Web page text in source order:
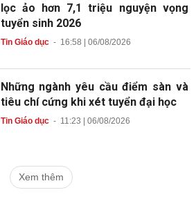
lọc ảo hơn 7,1 triệu nguyện vọng
tuyển sinh 2026
Tin Giáo dục- 16:58 | 06/08/2026
Những ngành yêu cầu điểm sàn và
tiêu chí cứng khi xét tuyển đại học
Tin Giáo dục- 11:23 | 06/08/2026
Xem thêm